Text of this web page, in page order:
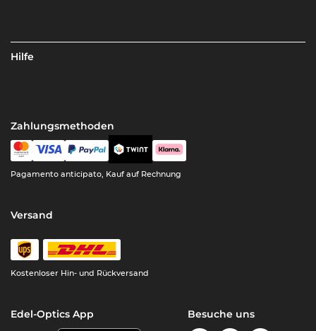
Hilfe
Zahlungsmethoden
Pagamento anticipato, Kauf auf Rechnung
Versand
Kostenloser Hin- und Rückversand
Edel-Optics App Besuche uns